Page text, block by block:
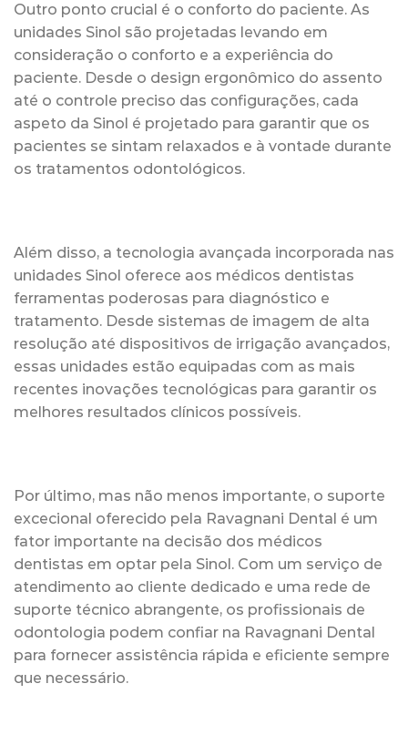
Outro ponto crucial é o conforto do paciente. As
unidades Sinol são projetadas levando em
consideração o conforto e a experiência do
paciente. Desde o design ergonômico do assento
até o controle preciso das configurações, cada
aspeto da Sinol é projetado para garantir que os
pacientes se sintam relaxados e à vontade durante
os tratamentos odontológicos.
Além disso, a tecnologia avançada incorporada nas
unidades Sinol oferece aos médicos dentistas
ferramentas poderosas para diagnóstico e
tratamento. Desde sistemas de imagem de alta
resolução até dispositivos de irrigação avançados,
essas unidades estão equipadas com as mais
recentes inovações tecnológicas para garantir os
melhores resultados clínicos possíveis.
Por último, mas não menos importante, o suporte
excecional oferecido pela Ravagnani Dental é um
fator importante na decisão dos médicos
dentistas em optar pela Sinol. Com um serviço de
atendimento ao cliente dedicado e uma rede de
suporte técnico abrangente, os profissionais de
odontologia podem confiar na Ravagnani Dental
para fornecer assistência rápida e eficiente sempre
que necessário.